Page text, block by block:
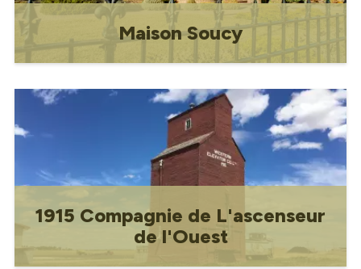
Maison Soucy
Soucy.
1915 Compagnie de L'ascenseur
de l'Ouest